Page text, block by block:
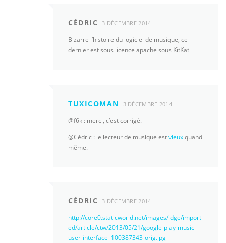
CÉDRIC 3 DÉCEMBRE 2014
Bizarre l’histoire du logiciel de musique, ce
dernier est sous licence apache sous KitKat
TUXICOMAN 3 DÉCEMBRE 2014
@f6k : merci, c’est corrigé.
@Cédric : le lecteur de musique estvieuxquand
même.
CÉDRIC 3 DÉCEMBRE 2014
http://core0.staticworld.net/images/idge/import
ed/article/ctw/2013/05/21/google-play-music-
user-interface–100387343-orig.jpg